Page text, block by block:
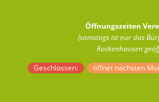
Öffnungszeiten
(samstags ist nur das
Rockenhausen
Klicken, um weitere Öffnungs- oder
Geschlossen: öffnet nächsten